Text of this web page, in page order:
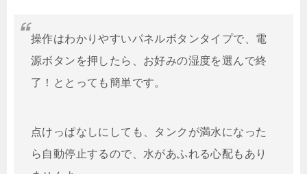
操作はわかりやすいパネルボタンタイプで、電
源ボタンを押したら、お好みの湿度を選んで終
了！ととっても簡単です。
点けっぱなしにしても、タンクが満水になった
ら自動停止するので、水があふれる心配もあり